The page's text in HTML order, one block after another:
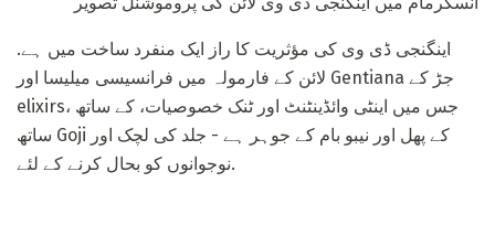
اینگنجی ڈی وی کی مؤثریت کا راز ایک منفرد ساخت میں ہے.
لائن کے فارمولہ میں فرانسیسی میلیسا اور Gentiana جڑ کے
elixirs، جس میں اینٹی وائڈینٹنٹ اور ٹنک خصوصیات، کے ساتھ
ساتھ Goji کے پھل اور نیبو بام کے جوہر ہے - جلد کی لچک اور
نوجوانوں کو بحال کرنے کے لئے.